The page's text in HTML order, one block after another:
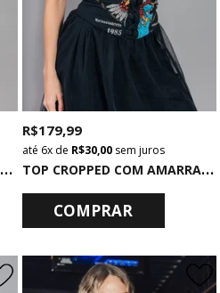
B
ODY FRENTE ÚNICA DE COTTON PRETO COM FRANJAS DE PAETÊ T
OP CROPPED COM AMARRAÇÃO FRENTE PRETO FIRESTORM
R$ 179,99
6xde R$ 30,00sem juros
COMPRAR